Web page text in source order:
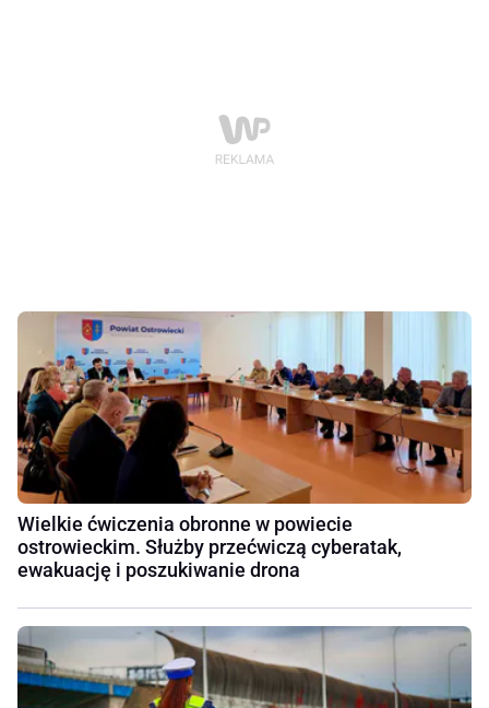
Wielkie ćwiczenia obronne w powiecie
ostrowieckim. Służby przećwiczą cyberatak,
ewakuację i poszukiwanie drona